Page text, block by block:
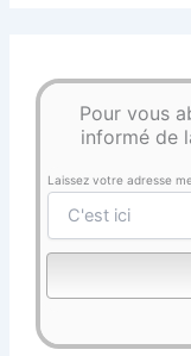
Pour vous
informé de
Laissez votre adresse